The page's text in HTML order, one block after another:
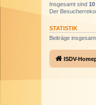
Insgesamt sind 10
Der
STATISTIK
Beiträge
ISDV-